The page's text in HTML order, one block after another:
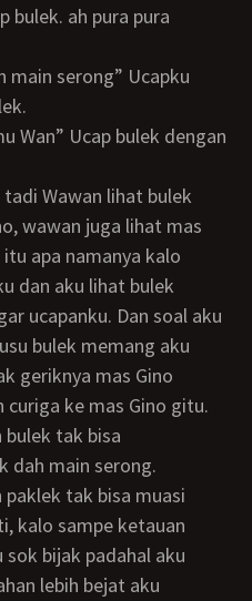
wawan juga lihat mas
apa namanya kalo
dan aku lihat bulek
ucapanku. Dan soal aku
bulek memang aku
geriknya mas Gino
curiga ke mas Gino gitu.
dah main serong.
kalo sampe ketauan
bijak padahal aku
lebih bejat aku